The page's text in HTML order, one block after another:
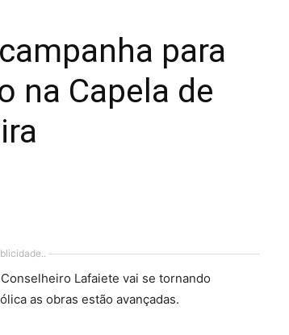
para
na Capela de
Lafaiete vai se tornando
as obras estão avançadas.